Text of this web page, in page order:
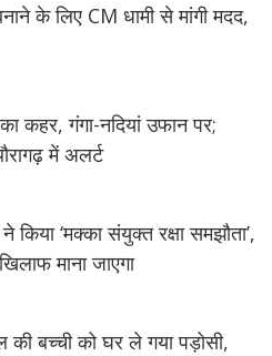
के लिए CM धामी से मांगी मदद,
कहर, गंगा-नदियां उफान पर;
में अलर्ट
किया ‘मक्का संयुक्त रक्षा समझौता’,
माना जाएगा
बच्ची को घर ले गया पड़ोसी,